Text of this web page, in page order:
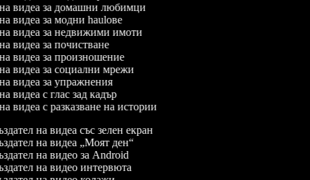
на видеа за домашни любимци
на видеа за модни haulове
на видеа за недвижими имоти
видеа за почистване
на видеа за произношение
на видеа за социални мрежи
на видеа за упражнения
видеа с глас зад кадър
видеа с разказване на истории
на видеа със зелен екран
на видеа „Моят ден“
на видео за Android
на видео интервюта